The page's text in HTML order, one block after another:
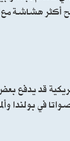
أكثر هشاشة
قد
في بولندا